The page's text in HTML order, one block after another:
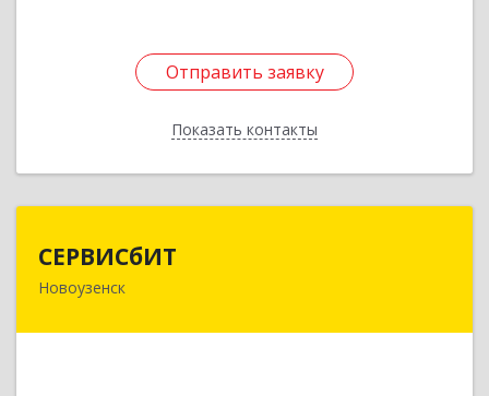
Отправить заявку
Показать контакты
Отправить заявку
Назад
СЕРВИСбИТ
Новоузенск
413 360, Саратовская обл, Новоузенский р-н,